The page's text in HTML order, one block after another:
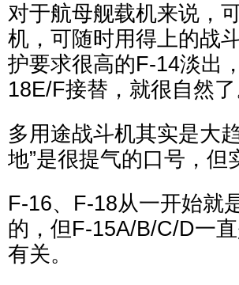
对于航母舰载机来说，
机，可随时用得上的战
护要求很高的F-14淡出
18E/F接替，就很自然了
多用途战斗机其实是大
地”是很提气的口号，
F-16、F-18从一开始就
的，但F-15A/B/C/D一
有关。